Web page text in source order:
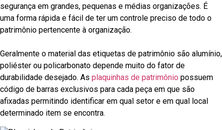
segurança em grandes, pequenas e médias organizações. É
uma forma rápida e fácil de ter um controle preciso de todo o
patrimônio pertencente à organização.
Geralmente o material das etiquetas de patrimônio são alumínio,
poliéster ou policarbonato depende muito do fator de
durabilidade desejado. As plaquinhas de patrimônio possuem
código de barras exclusivos para cada peça em que são
afixadas permitindo identificar em qual setor e em qual local
determinado item se encontra.